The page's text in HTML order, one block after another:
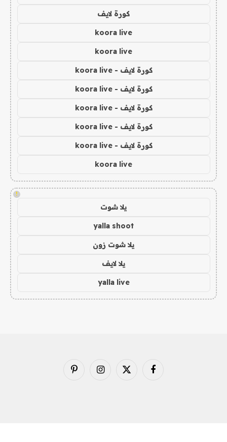
كورة لايف
koora live
koora live
كورة لايف - koora live
كورة لايف - koora live
كورة لايف - koora live
كورة لايف - koora live
كورة لايف - koora live
koora live
!
يلا شوت
yalla shoot
يلا شوت زون
يلا لايف
yalla live
فيسبوك X
الانستغرامبينتيريست